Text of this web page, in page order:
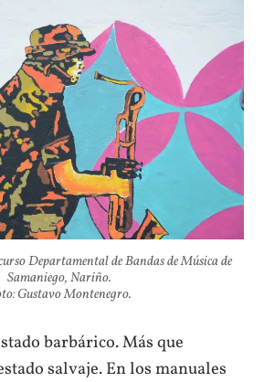
Departamental de Bandas de Músicade
Samaniego, Nariño.
Gustavo Montenegro.
barbárico. Más que
salvaje. En los manuales